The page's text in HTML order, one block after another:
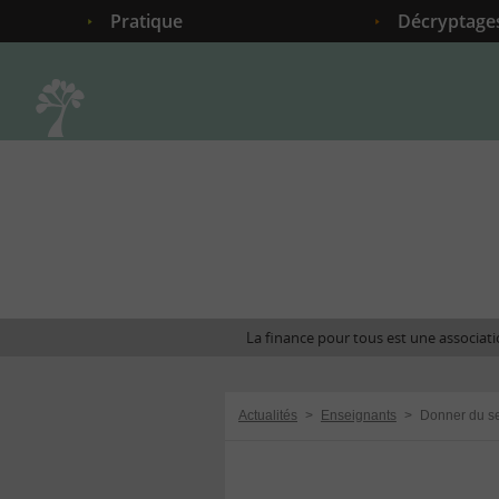
Pratique
La finance pour tous est une
Actualités > Enseignants >